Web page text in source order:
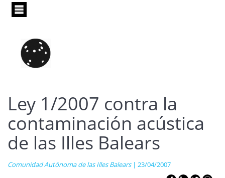
Pasar
principal
Ley 1/2007 contra la
contaminación acústica
de las Illes Balears
Comunidad Autónoma de las Illes Balears| 23/04/2007